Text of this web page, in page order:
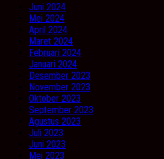
Juni 2024
Mei 2024
April 2024
Maret 2024
Februari 2024
Januari 2024
Desember 2023
November 2023
Oktober 2023
September 2023
Agustus 2023
Juli 2023
Juni 2023
Mei 2023